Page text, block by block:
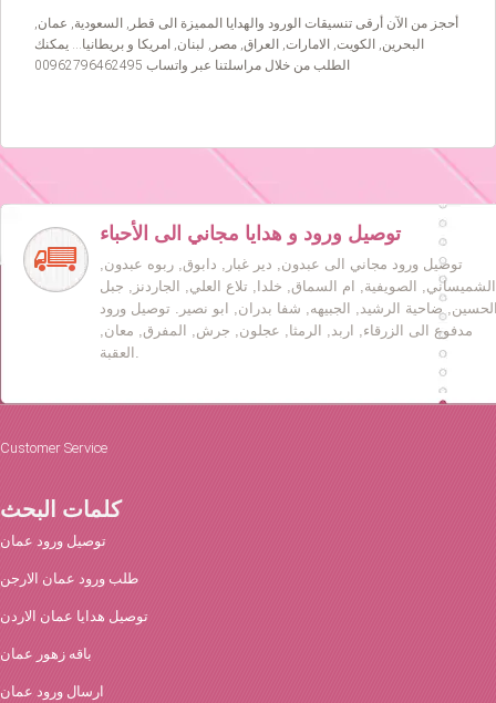
أحجز من الآن أرقى تنسيقات الورود والهدايا المميزة الى قطر, السعودية, عمان,
البحرين, الكويت, الامارات, العراق, مصر, لبنان, امريكا و بريطانيا… يمكنك
الطلب من خلال مراسلتنا عبر واتساب 00962796462495
توصيل ورود و هدايا مجاني الى الأحباء
توصيل ورود مجاني الى عبدون, دير غبار, دابوق, ربوه عبدون,
الشميساني, الصويفية, ام السماق, خلدا, تلاع العلي, الجاردنز, جبل
ضاحية الرشيد, الجبيهه, شفا بدران, ابو نصير. توصيل ورود
مدفوع الى الزرقاء, اربد, الرمثا, عجلون, جرش, المفرق, معان,
العقبة.
Customer Service
كلمات البحث
توصيل ورود عمان
طلب ورود عمان الارجن
توصيل هدايا عمان الاردن
باقه زهور عمان
ارسال ورود عمان